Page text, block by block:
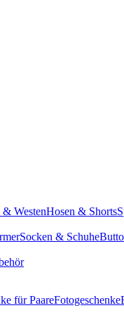
& WestenHosen & Shorts
Socken & Schuhe
für PaareFotogeschenke